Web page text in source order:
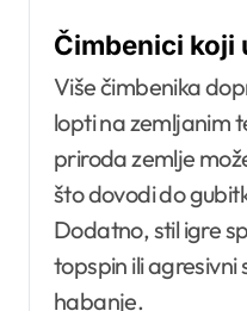
Čimbenici koji
Više čimbenika
lopti na zemljanim
priroda zemlje
što dovodi do
Dodatno, stil igre
topspin ili
habanje.